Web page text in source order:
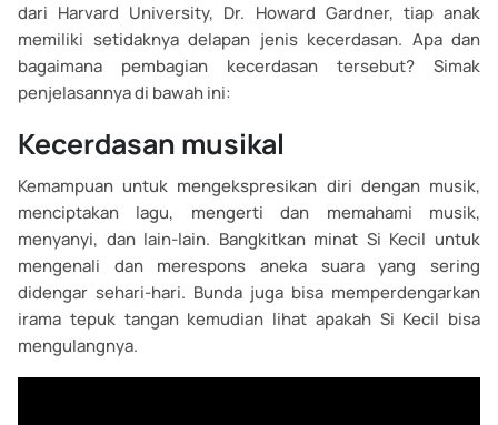
dari Harvard University, Dr. Howard Gardner, tiap anak
memiliki setidaknya delapan jenis kecerdasan. Apa dan
bagaimana pembagian kecerdasan tersebut? Simak
penjelasannya di bawah ini:
Kecerdasan musikal
Kemampuan untuk mengekspresikan diri dengan musik,
menciptakan lagu, mengerti dan memahami musik,
menyanyi, dan lain-lain. Bangkitkan minat Si Kecil untuk
mengenali dan merespons aneka suara yang sering
didengar sehari-hari. Bunda juga bisa memperdengarkan
irama tepuk tangan kemudian lihat apakah Si Kecil bisa
mengulangnya.